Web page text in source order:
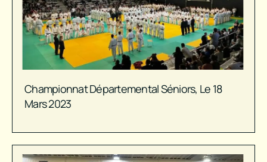
Championnat Départemental Séniors, Le 18
Mars 2023